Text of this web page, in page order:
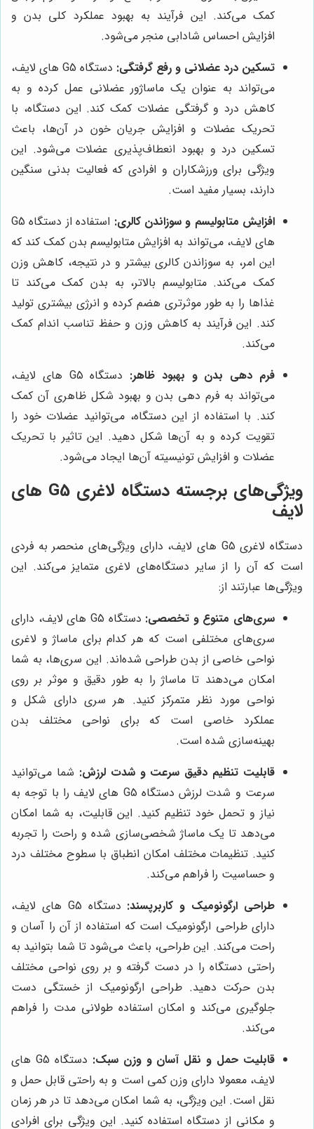
کمک می‌کند. این فرآیند به بهبود عملکرد کلی بدن و
افزایش احساس شادابی منجر می‌شود.
تسکین درد عضلانی و رفع گرفتگی:
دستگاه G5 های لایف،
می‌تواند به عنوان یک ماساژور عضلانی عمل کرده و به
کاهش درد و گرفتگی عضلات کمک کند. این دستگاه، با
تحریک عضلات و افزایش جریان خون در آن‌ها، باعث
تسکین درد و بهبود انعطاف‌پذیری عضلات می‌شود. این
ویژگی برای ورزشکاران و افرادی که فعالیت بدنی سنگین
دارند، بسیار مفید است.
افزایش متابولیسم و سوزاندن کالری:
استفاده از دستگاه G5
های لایف، می‌تواند به افزایش متابولیسم بدن کمک کند که
این امر، به سوزاندن کالری بیشتر و در نتیجه، کاهش وزن
کمک می‌کند. متابولیسم بالاتر، به بدن کمک می‌کند تا
غذاها را به طور موثرتری هضم کرده و انرژی بیشتری تولید
کند. این فرآیند به کاهش وزن و حفظ تناسب اندام کمک
می‌کند.
فرم دهی بدن و بهبود ظاهر:
دستگاه G5 های لایف،
می‌تواند به فرم دهی بدن و بهبود شکل ظاهری آن کمک
کند. با استفاده از این دستگاه، می‌توانید عضلات خود را
تقویت کرده و به آن‌ها شکل دهید. این تاثیر با تحریک
عضلات و افزایش تونیسیته آن‌ها ایجاد می‌شود.
ویژگی‌های برجسته دستگاه لاغری G5 های
لایف
دستگاه لاغری G5 های لایف، دارای ویژگی‌های منحصر به فردی
است که آن را از سایر دستگاه‌های لاغری متمایز می‌کند. این
ویژگی‌ها عبارتند از:
سری‌های متنوع و تخصصی:
دستگاه G5 های لایف، دارای
سری‌های مختلفی است که هر کدام برای ماساژ و لاغری
نواحی خاصی از بدن طراحی شده‌اند. این سری‌ها، به شما
امکان می‌دهند تا ماساژ را به طور دقیق و موثر بر روی
نواحی مورد نظر متمرکز کنید. هر سری دارای شکل و
عملکرد خاصی است که برای نواحی مختلف بدن
بهینه‌سازی شده است.
قابلیت تنظیم دقیق سرعت و شدت لرزش: شما می‌توانید
سرعت و شدت لرزش دستگاه G5 های لایف را با توجه به
نیاز و تحمل خود تنظیم کنید. این قابلیت، به شما امکان
می‌دهد تا یک ماساژ شخصی‌سازی شده و راحت را تجربه
کنید. تنظیمات مختلف امکان انطباق با سطوح مختلف درد
و حساسیت را فراهم می‌کند.
طراحی ارگونومیک و کاربرپسند:
دستگاه G5 های لایف،
دارای طراحی ارگونومیک است که استفاده از آن را آسان و
راحت می‌کند. این طراحی، باعث می‌شود تا شما بتوانید به
راحتی دستگاه را در دست گرفته و بر روی نواحی مختلف
بدن حرکت دهید. طراحی ارگونومیک از خستگی دست
جلوگیری می‌کند و امکان استفاده طولانی مدت را فراهم
می‌کند.
قابلیت حمل و نقل آسان و وزن سبک:
دستگاه G5 های
لایف، معمولا دارای وزن کمی است و به راحتی قابل حمل و
نقل است. این ویژگی، به شما امکان می‌دهد تا در هر زمان
و مکانی از دستگاه استفاده کنید. این ویژگی برای افرادی